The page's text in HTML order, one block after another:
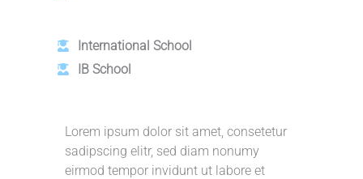
International School
IB School
Lorem ipsum dolor sit amet, consetetur
sadipscing elitr, sed diam nonumy
eirmod tempor invidunt ut labore et